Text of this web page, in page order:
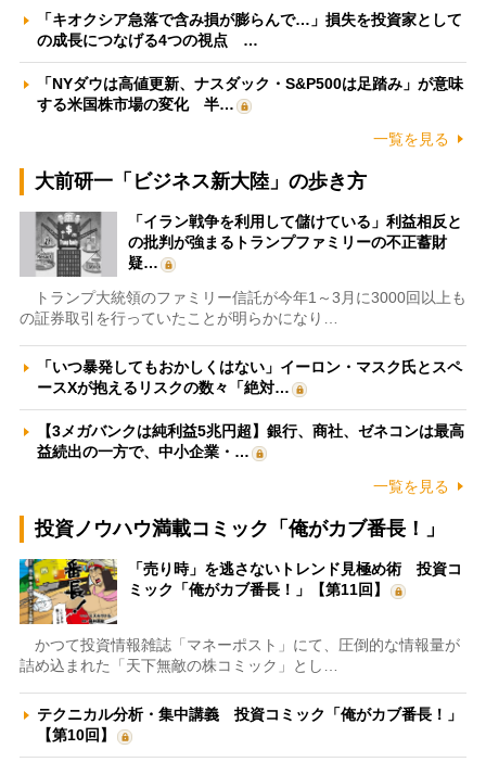
「キオクシア急落で含み損が膨らんで…」損失を投資家として
の成長につなげる4つの視点 …
「NYダウは高値更新、ナスダック・S&P500は足踏み」が意味
する米国株市場の変化 半…
一覧を見る
大前研一「ビジネス新大陸」の歩き方
「イラン戦争を利用して儲けている」利益相反と
の批判が強まるトランプファミリーの不正蓄財
疑…
トランプ大統領のファミリー信託が今年1～3月に3000回以上も
の証券取引を行っていたことが明らかになり…
「いつ暴発してもおかしくはない」イーロン・マスク氏とスペ
ースXが抱えるリスクの数々「絶対…
【3メガバンクは純利益5兆円超】銀行、商社、ゼネコンは最高
益続出の一方で、中小企業・…
一覧を見る
投資ノウハウ満載コミック「俺がカブ番長！」
「売り時」を逃さないトレンド見極め術 投資コ
ミック「俺がカブ番長！」【第11回】
かつて投資情報雑誌「マネーポスト」にて、圧倒的な情報量が
詰め込まれた「天下無敵の株コミック」とし…
テクニカル分析・集中講義 投資コミック「俺がカブ番長！」
【第10回】